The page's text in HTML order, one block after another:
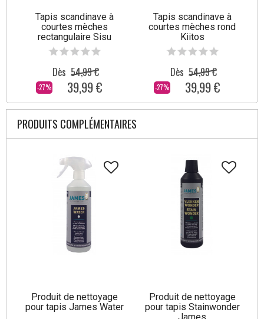
Tapis scandinave à
courtes mèches
rectangulaire Sisu
-27%
Dès 54,99 €
39,99 €
Tapis scandinave à
courtes mèches rond
Kiitos
-27%
Dès 54,99 €
39,99 €
PRODUITS COMPLÉMENTAIRES
Produit de nettoyage
pour tapis James Water
Produit de nettoyage
pour tapis Stainwonder